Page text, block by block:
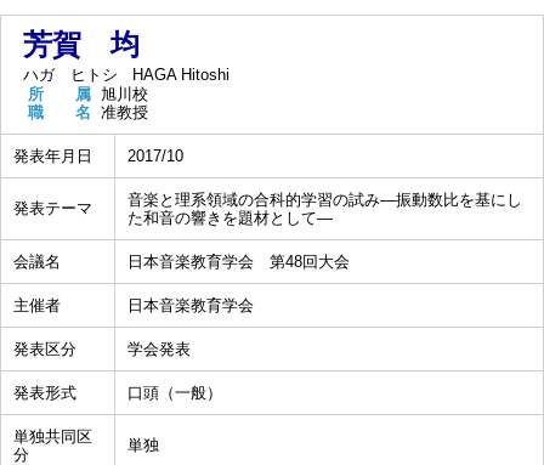
芳賀 均
ハガ ヒトシ
HAGA Hitoshi
所 属 旭川校
職 名 准教授
発表年月日 2017/10
発表テーマ
音楽と理系領域の合科的学習の試み―振動数比を基にし
た和音の響きを題材として―
会議名 日本音楽教育学会 第48回大会
主催者 日本音楽教育学会
発表区分 学会発表
発表形式 口頭（一般）
単独共同区
分
単独